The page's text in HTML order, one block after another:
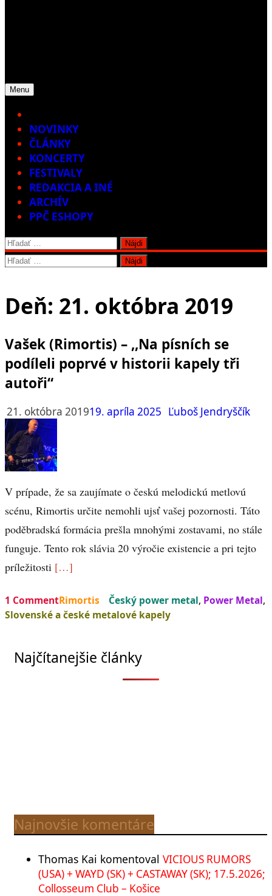
Menu
NOVINKY
ČLÁNKY
KONCERTY
FESTIVALY
REDAKCIA A INÉ
ARCHÍV
PPČ ESHOPY
Hľadať:
Hľadať:
Deň: 21. októbra 2019
Vašek (Rimortis) – ,,Na písních se
podíleli poprvé v historii kapely tři
autoři“
21. októbra 201919. apríla 2025 Ľuboš Jendryščík
V prípade, že sa zaujímate o českú melodickú metlovú
scénu, Rimortis určite nemohli ujsť vašej pozornosti. Táto
poděbradská formácia prešla mnohými zostavami, no stále
funguje. Tento rok slávia 20 výročie existencie a pri tejto
príležitosti […]
1 CommentRimortis Český power metal, Power Metal,
Slovenské a české metalové kapely
Najčítanejšie články
Najnovšie komentáre
Thomas Kai komentoval VICIOUS RUMORS
(USA) + WAYD (SK) + CASTAWAY (SK); 17.5.2026;
Collosseum Club – Košice